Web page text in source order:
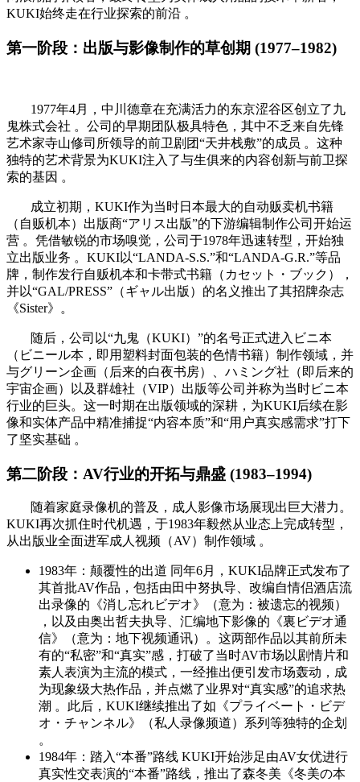
KUKI始终走在行业探索的前沿 。
第一阶段：出版与影像制作的草创期 (1977–1982)
1977年4月，中川德章在充满活力的东京涩谷区创立了九
鬼株式会社 。公司的早期团队极具特色，其中不乏来自先锋
艺术家寺山修司所领导的前卫剧团“天井栈敷”的成员 。这种
独特的艺术背景为KUKI注入了与生俱来的内容创新与前卫探
索的基因 。
成立初期，KUKI作为当时日本最大的自动贩卖机书籍
（自贩机本）出版商“アリス出版”的下游编辑制作公司开始运
营 。凭借敏锐的市场嗅觉，公司于1978年迅速转型，开始独
立出版业务 。KUKI以“LANDA-S.S.”和“LANDA-G.R.”等品
牌，制作发行自贩机本和卡带式书籍（カセット・ブック），
并以“GAL/PRESS”（ギャル出版）的名义推出了其招牌杂志
《Sister》。
随后，公司以“九鬼（KUKI）”的名号正式进入ビニ本
（ビニール本，即用塑料封面包装的色情书籍）制作领域，并
与グリーン企画（后来的白夜书房）、ハミング社（即后来的
宇宙企画）以及群雄社（VIP）出版等公司并称为当时ビニ本
行业的巨头。这一时期在出版领域的深耕，为KUKI后续在影
像和实体产品中精准捕捉“内容本质”和“用户真实感需求”打下
了坚实基础 。
第二阶段：AV行业的开拓与鼎盛 (1983–1994)
随着家庭录像机的普及，成人影像市场展现出巨大潜力。
KUKI再次抓住时代机遇，于1983年毅然从业态上完成转型，
从出版业全面进军成人视频（AV）制作领域 。
1983年：颠覆性的出道 同年6月，KUKI品牌正式发布了
其首批AV作品，包括由田中努执导、改编自情侣酒店流
出录像的《消し忘れビデオ》（意为：被遗忘的视频）
，以及由奥出哲夫执导、汇编地下影像的《裏ビデオ通
信》（意为：地下视频通讯）。这两部作品以其前所未
有的“私密”和“真实”感，打破了当时AV市场以剧情片和
素人表演为主流的模式，一经推出便引发市场轰动，成
为现象级大热作品，并点燃了业界对“真实感”的追求热
潮 。此后，KUKI继续推出了如《プライベート・ビデ
オ・チャンネル》（私人录像频道）系列等独特的企划
。
1984年：踏入“本番”路线 KUKI开始涉足由AV女优进行
真实性交表演的“本番”路线，推出了森冬美《冬美の本